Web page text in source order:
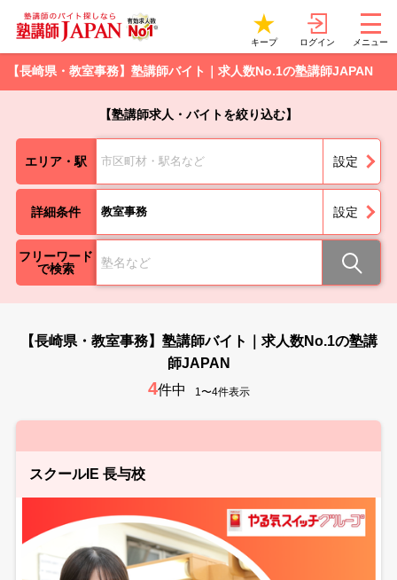
キープ ログイン メニュー
【長崎県・教室事務】塾講師バイト｜求人数No.1の塾講師JAPAN
【塾講師求人・バイトを絞り込む】
エリア・駅 市区町材・駅名など 設定
詳細条件 教室事務 設定
フリーワード
で検索
【長崎県・教室事務】塾講師バイト｜求人数No.1の塾講
師JAPAN
4件中 1〜4件表示
スクールIE 長与校